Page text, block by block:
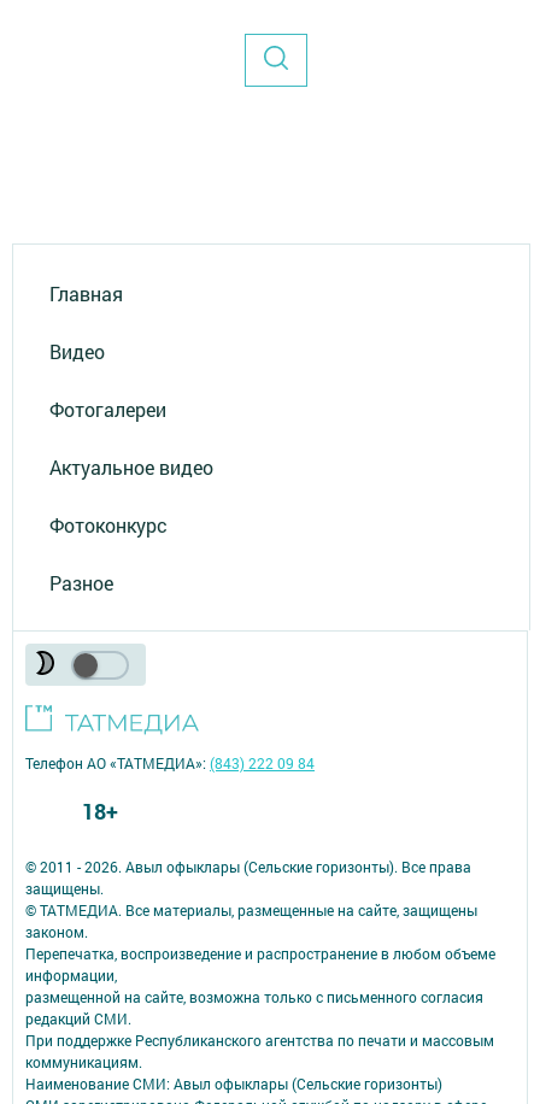
Главная
Видео
Фотогалереи
Актуальное видео
Фотоконкурс
Разное
© 2011 - 2026. Авыл офыклары (Сельские горизонты). Все права
защищены.
© ТАТМЕДИА. Все материалы, размещенные на сайте, защищены
законом.
Перепечатка, воспроизведение и распространение в любом объеме
информации,
размещенной на сайте, возможна только с письменного согласия
редакций СМИ.
При поддержке Республиканского агентства по печати и массовым
коммуникациям.
Наименование СМИ: Авыл офыклары (Сельские горизонты)
Телефон АО «ТАТМЕДИА»:(843) 222 09 84
18+